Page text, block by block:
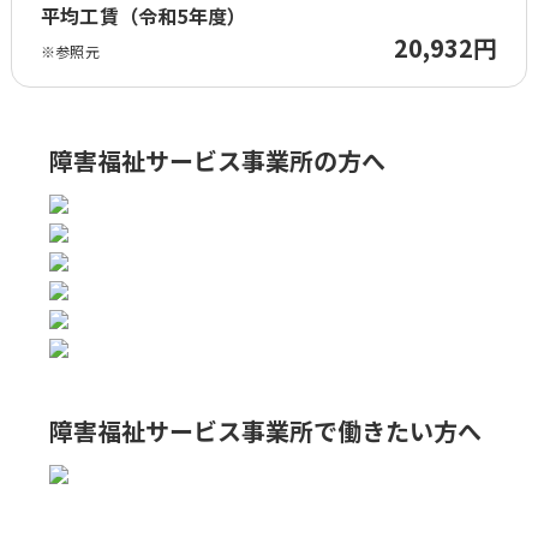
平均工賃（令和5年度）
※参照元 20,932円
障害福祉サービス事業所の方へ
障害福祉サービス事業所で働きたい方へ